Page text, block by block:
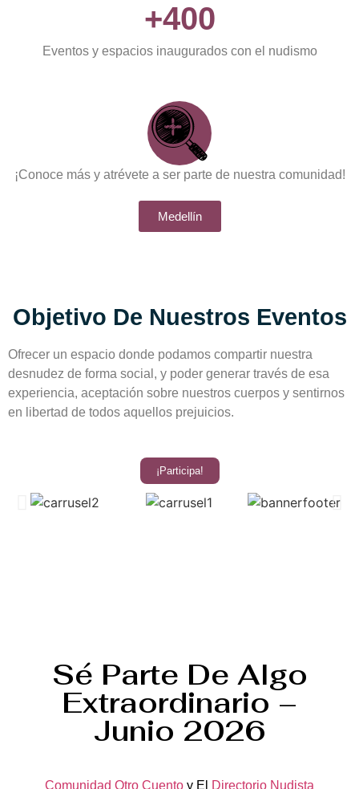
+400
Eventos y espacios inaugurados con el nudismo
¡Conoce más y atrévete a ser parte de nuestra comunidad!
Medellín
Objetivo De Nuestros Eventos
Ofrecer un espacio donde podamos compartir nuestra
desnudez de forma social, y poder generar través de esa
experiencia, aceptación sobre nuestros cuerpos y sentirnos
en libertad de todos aquellos prejuicios.
¡Participa!
Sé Parte De Algo
Extraordinario –
Junio 2026
Comunidad Otro Cuento y El Directorio Nudista